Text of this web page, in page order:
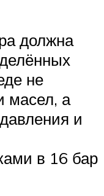
должна
не
масел, а
и
в 16 бар